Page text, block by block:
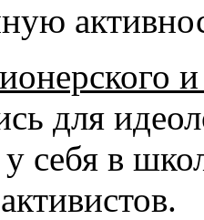
для
себя в